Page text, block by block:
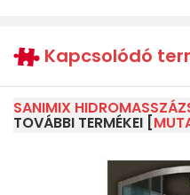
Kapcsolódó
SANIMIX
TOVÁBBI TERMÉKEI [